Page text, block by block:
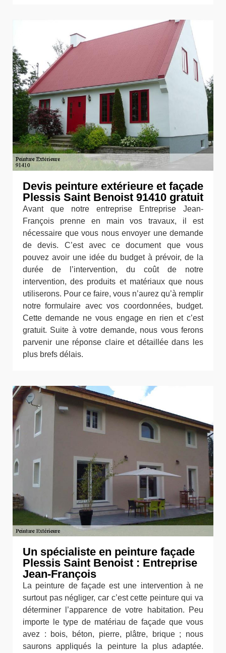
Devis peinture extérieure et façade
Plessis Saint Benoist 91410 gratuit
Avant que notre entreprise Entreprise Jean-
François prenne en main vos travaux, il est
nécessaire que vous nous envoyer une demande
de devis. C’est avec ce document que vous
pouvez avoir une idée du budget à prévoir, de la
durée de l’intervention, du coût de notre
intervention, des produits et matériaux que nous
utiliserons. Pour ce faire, vous n’aurez qu’à remplir
notre formulaire avec vos coordonnées, budget.
Cette demande ne vous engage en rien et c’est
gratuit. Suite à votre demande, nous vous ferons
parvenir une réponse claire et détaillée dans les
plus brefs délais.
Un spécialiste en peinture façade
Plessis Saint Benoist : Entreprise
Jean-François
La peinture de façade est une intervention à ne
surtout pas négliger, car c’est cette peinture qui va
déterminer l’apparence de votre habitation. Peu
importe le type de matériau de façade que vous
avez : bois, béton, pierre, plâtre, brique ; nous
saurons appliqués la peinture la plus adaptée.